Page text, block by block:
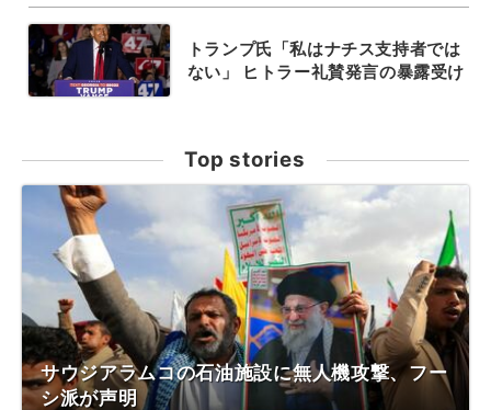
トランプ氏「私はナチス支持者では
ない」 ヒトラー礼賛発言の暴露受け
Top stories
サウジアラムコの石油施設に無人機攻撃、フー
シ派が声明